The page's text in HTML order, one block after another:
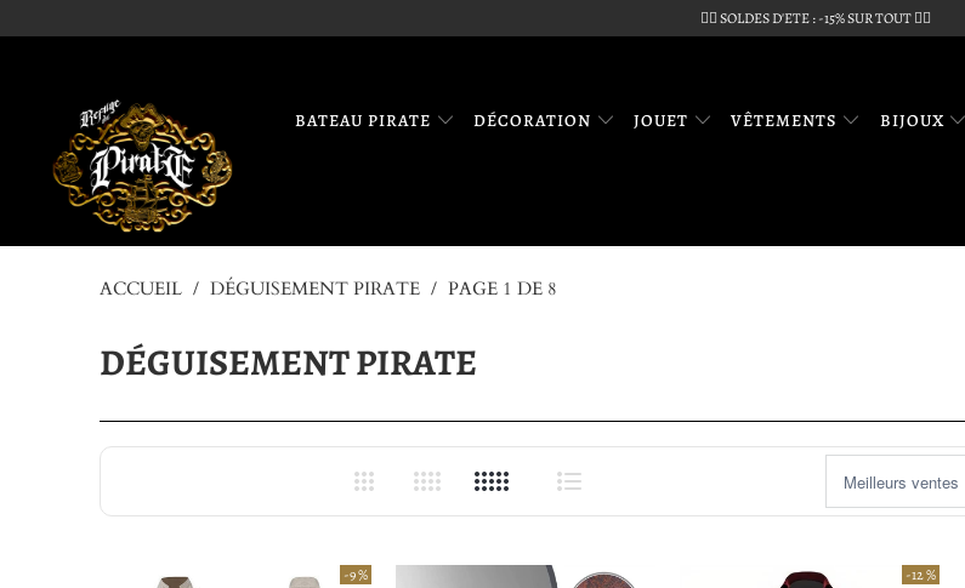
🏴‍☠️ SOLDES D'ETE : -15% SUR TOUT 🏴‍☠️
BATEAU PIRATE DÉCORATION JOUET VÊTEMENTS BIJOUX
ACCUEIL / DÉGUISEMENT PIRATE / PAGE 1 DE 8
DÉGUISEMENT PIRATE
3 4 5 LIST
-9 % -12 %